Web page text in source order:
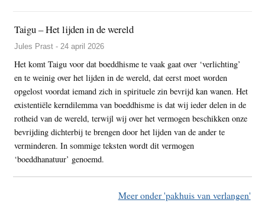
Taigu – Het lijden in de wereld
Jules Prast - 24 april 2026
Het komt Taigu voor dat boeddhisme te vaak gaat over ‘verlichting’
en te weinig over het lijden in de wereld, dat eerst moet worden
opgelost voordat iemand zich in spirituele zin bevrijd kan wanen. Het
existentiële kerndilemma van boeddhisme is dat wij ieder delen in de
rotheid van de wereld, terwijl wij over het vermogen beschikken onze
bevrijding dichterbij te brengen door het lijden van de ander te
verminderen. In sommige teksten wordt dit vermogen
‘boeddhanatuur’ genoemd.
Meer onder 'pakhuis van verlangen'